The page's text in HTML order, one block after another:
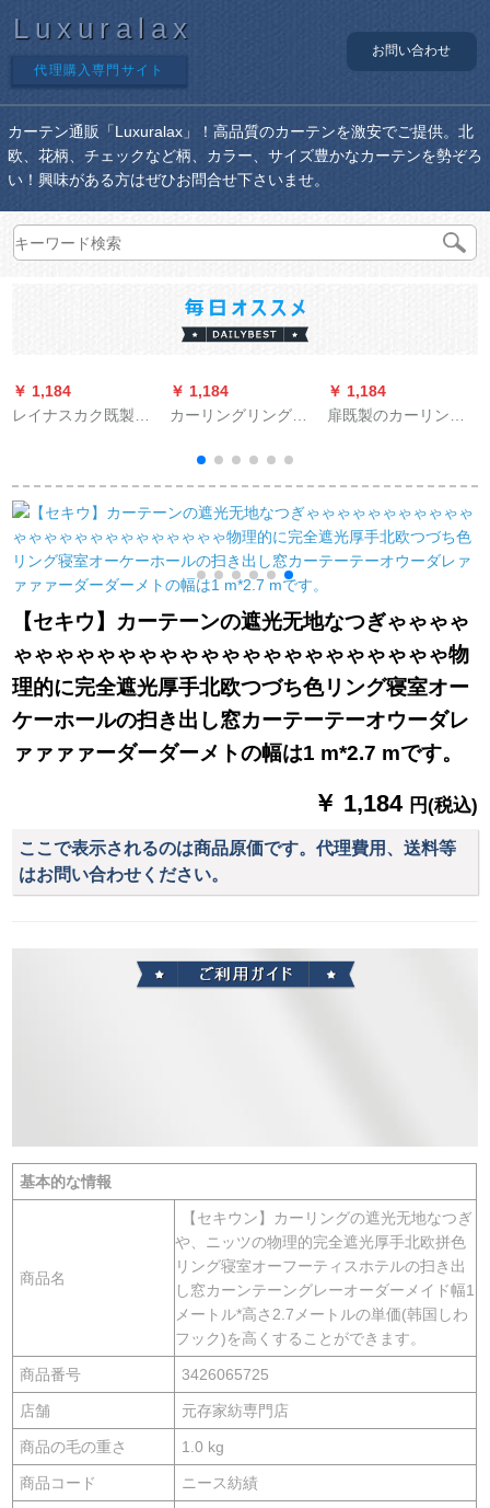
Luxuralax
代理購入専門サイト
お問い合わせ
カーテン通販「Luxuralax」！高品質のカーテンを激安でご提供。北
欧、花柄、チェックなど柄、カラー、サイズ豊かなカーテンを勢ぞろ
い！興味がある方はぜひお問合せ下さいませ。
￥ 1,184
レイナスカク既製の
ン寝室掃き出窓ベレ
ストランダー出窓シ
ステムハーン式シム
ホームホームホーム
ンンンン遮光カータ
ーテーンン部屋部屋
部屋扫き出し窓ベゼ
ル7叶草ブティック
2.0項
￥ 1,184
カーリングリングリ
リングリングリング
リング寝室遮光カー
ターテーン遮光テー
プテープのリング厚
手日よけ布布ショパ
ーテーテーリングリ
ングリングリングリ
ングバッグの単纯片
装（ロマポールを除
く）2.0高级片
￥ 1,184
扉既製のカーリング
ーターの赤いins少女
が彫った星柄のリー
ンモーニングドレッ
ド3メトル、高2.7メ
【セキウ】カーテーンの遮光无地なつぎゃゃゃゃ
ゃゃゃゃゃゃゃゃゃゃゃゃゃゃゃゃゃゃゃゃゃ物
理的に完全遮光厚手北欧つづち色リング寝室オー
ケーホールの扫き出し窓カーテーテーオウーダレ
ァァァァーダーダーメトの幅は1 m*2.7 mです。
￥ 1,184 円(税込)
ここで表示されるのは商品原価です。代理費用、送料等
はお問い合わせください。
基本的な情報
商品名
【セキウン】カーリングの遮光无地なつぎ
や、ニッツの物理的完全遮光厚手北欧拼色
リング寝室オーフーティスホテルの扫き出
し窓カーンテーングレーオーダーメイド幅1
メートル*高さ2.7メートルの単価(韩国しわ
フック)を高くすることができます。
商品番号 3426065725
店舗 元存家紡専門店
商品の毛の重さ 1.0 kg
商品コード ニース紡績